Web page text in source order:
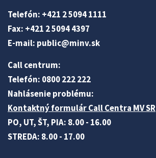
Telefón: +421 2 5094 1111
Fax: +421 2 5094 4397
E-mail: public@minv.sk
Call centrum:
Telefón: 0800 222 222
Nahlásenie problému:
Kontaktný formulár Call Centra MV SR
PO, UT, ŠT, PIA: 8.00 - 16.00
STREDA: 8.00 - 17.00